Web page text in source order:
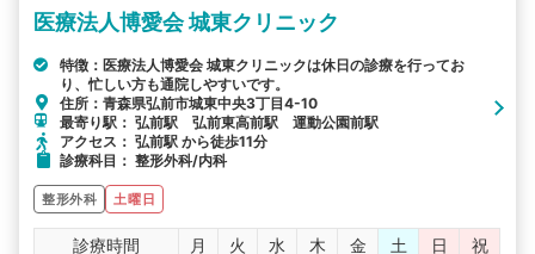
医療法人博愛会 城東クリニック
特徴：医療法人博愛会 城東クリニックは休日の診療を行ってお
り、忙しい方も通院しやすいです。
住所：青森県弘前市城東中央3丁目4-10
最寄り駅： 弘前駅 弘前東高前駅 運動公園前駅
アクセス： 弘前駅 から徒歩11分
診療科目： 整形外科/内科
整形外科 土曜日
診療時間 月 火 水 木 金 土 日
祝